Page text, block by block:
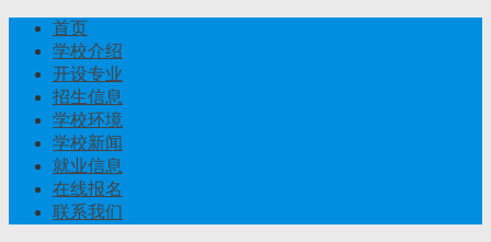
首页
学校介绍
开设专业
招生信息
学校环境
学校新闻
就业信息
在线报名
联系我们